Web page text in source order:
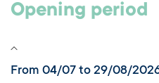
Opening period
From 04/07 to 29/08/